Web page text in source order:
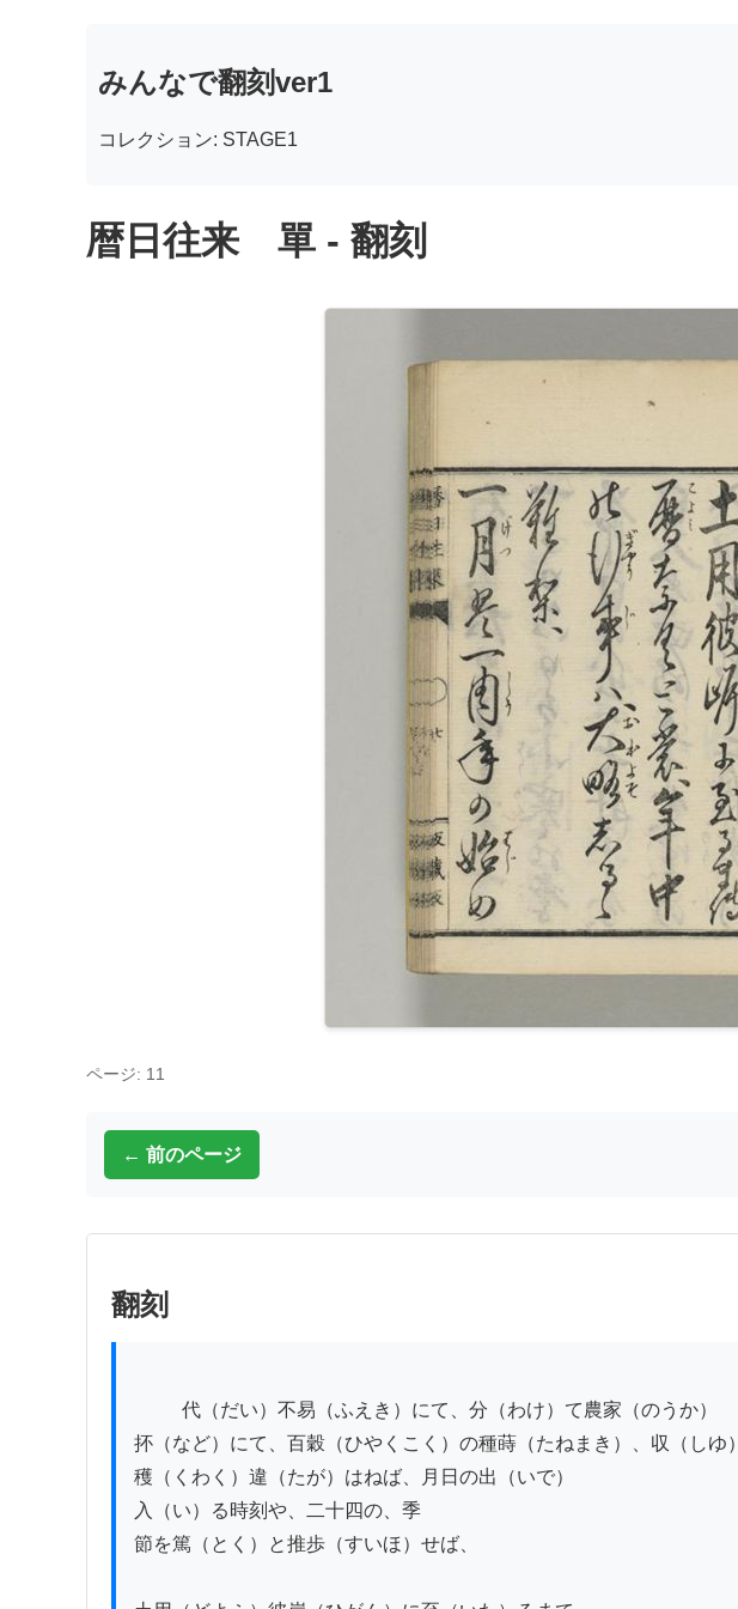
みんなで翻刻ver1
コレクション: STAGE1
暦日往来 單 - 翻刻
ページ: 11
← 前のページ
翻刻
抔（など）にて、百穀（ひやくこく）の種蒔（たねまき）、収（しゆ）
穫（くわく）違（たが）はねば、月日の出（いで）
入（い）る時刻や、二十四の、季
節を篤（とく）と推歩（すいほ）せば、